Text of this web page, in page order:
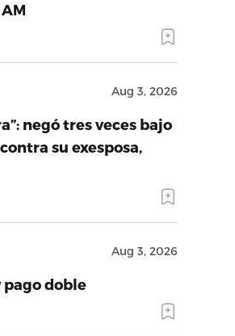
Aug 3, 2026
negó tres veces bajo
su exesposa,
Aug 3, 2026
pago doble